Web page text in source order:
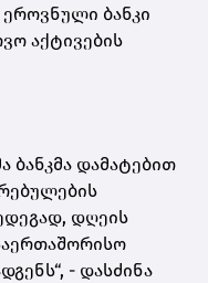
ბანკი
აქტივების
ბანკმა დამატებით
დღეის
- დასძინა